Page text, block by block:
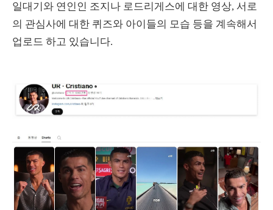
일대기와 연인인 조지나 로드리게스에 대한 영상, 서로
의 관심사에 대한 퀴즈와 아이들의 모습 등을 계속해서
업로드 하고 있습니다.